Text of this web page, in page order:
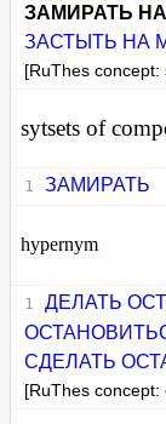
ЗАМИРАТЬ
ЗАСТЫТЬ НА
[RuThes concept:
sytsets of
ЗАМИРАТЬ
hypernym
ДЕЛАТЬ
СДЕЛАТЬ
[RuThes concept: